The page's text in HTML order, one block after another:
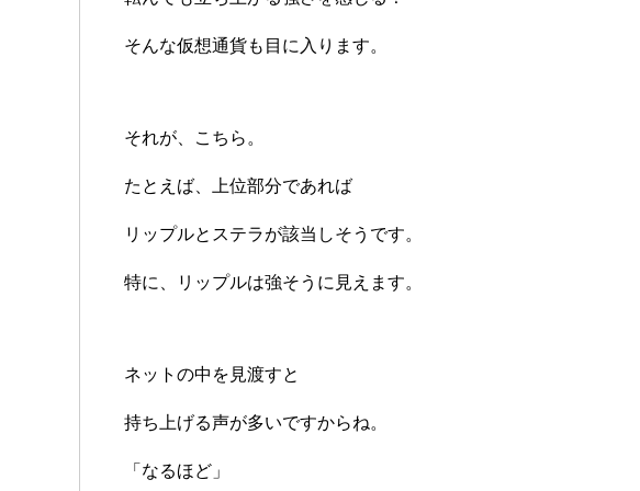
そんな仮想通貨も目に入ります。
それが、こちら。
たとえば、上位部分であれば
リップルとステラが該当しそうです。
特に、リップルは強そうに見えます。
ネットの中を見渡すと
持ち上げる声が多いですからね。
「なるほど」